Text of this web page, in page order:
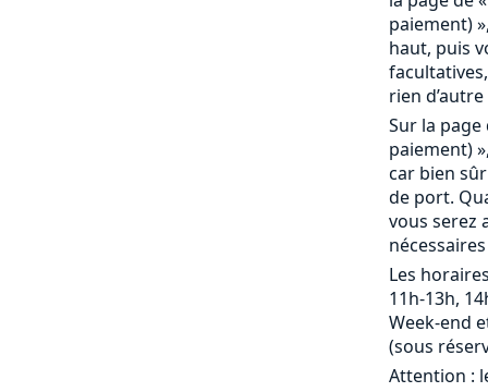
paiement)
haut, puis
rien
Sur la
paiement)
car bien
de port.
vous serez
Les
11h-13h,
Week-end
(sous
Attention :